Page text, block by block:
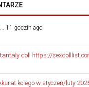
11 godzin ago
doll https://
kolego w styczeń/luty 2025